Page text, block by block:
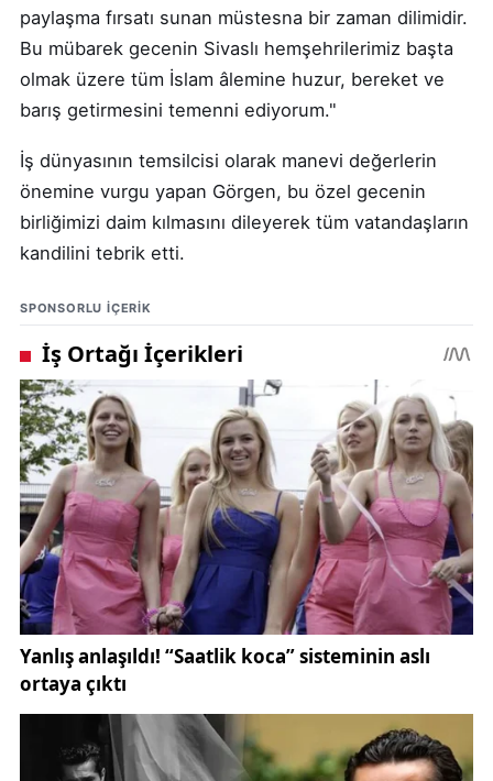
paylaşma fırsatı sunan müstesna bir zaman dilimidir.
Bu mübarek gecenin Sivaslı hemşehrilerimiz başta
olmak üzere tüm İslam âlemine huzur, bereket ve
barış getirmesini temenni ediyorum."
İş dünyasının temsilcisi olarak manevi değerlerin
önemine vurgu yapan Görgen, bu özel gecenin
birliğimizi daim kılmasını dileyerek tüm vatandaşların
kandilini tebrik etti.
SPONSORLU IÇERIK